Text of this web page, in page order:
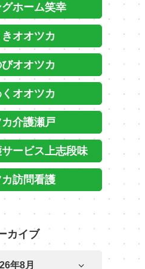
ホーム笑幸
オオツカ
オオツカ
オオツカ
介護瀬戸
ービス上志段味
訪問看護
カイブ